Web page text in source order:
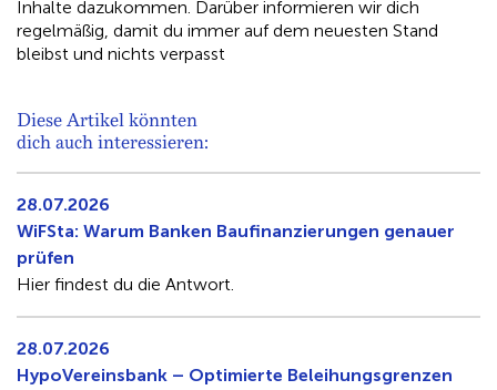
Inhalte dazukommen. Darüber informieren wir dich
regelmäßig, damit du immer auf dem neuesten Stand
bleibst und nichts verpasst
Diese Artikel könnten
dich auch interessieren:
28.07.2026
WiFSta: Warum Banken Baufinanzierungen genauer
prüfen
Hier findest du die Antwort.
28.07.2026
HypoVereinsbank – Optimierte Beleihungsgrenzen